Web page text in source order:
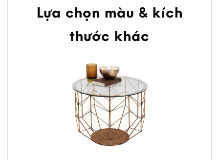
Lựa chọn màu & kích
thước khác